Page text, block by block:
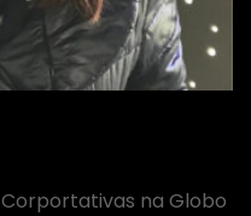
na Globo